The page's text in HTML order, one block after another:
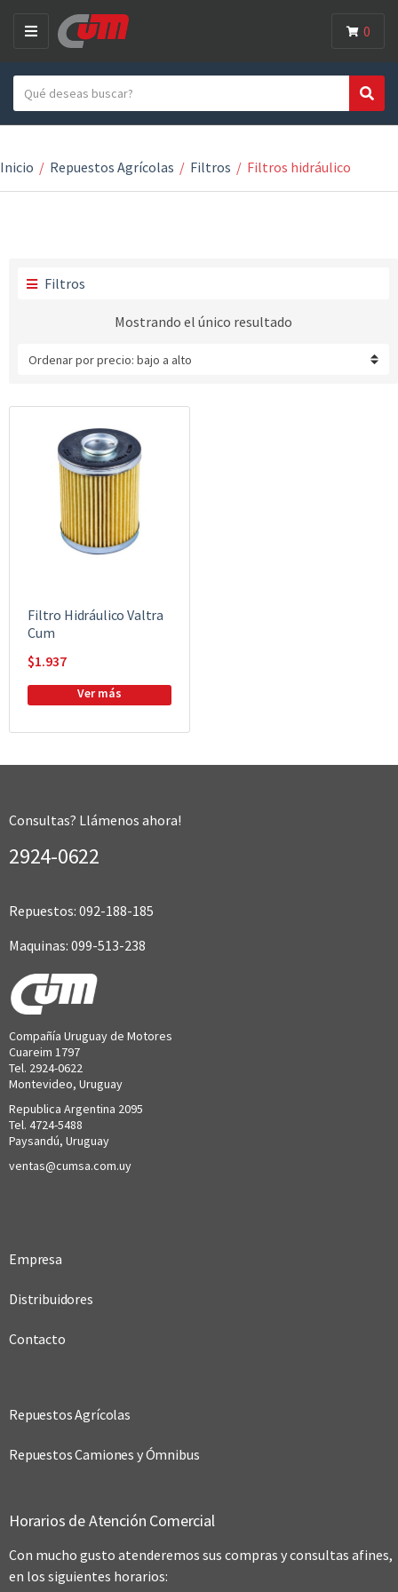
M
U
Search text
Search
0
Inicio / Repuestos Agrícolas / Filtros / Filtros hidráulico
Filtros
Mostrando el único resultado
Filtro Hidráulico Valtra
Cum
$1.937
Consultas? Llámenos ahora!
2924-0622
Repuestos: 092-188-185
Maquinas: 099-513-238
Compañía Uruguay de Motores
Cuareim 1797
Tel. 2924-0622
Montevideo, Uruguay
Republica Argentina 2095
Tel. 4724-5488
Paysandú, Uruguay
ventas@cumsa.com.uy
Empresa
Distribuidores
Contacto
Repuestos Agrícolas
Repuestos Camiones y Ómnibus
Horarios de Atención Comercial
Con mucho gusto atenderemos sus compras y consultas afines,
en los siguientes horarios: